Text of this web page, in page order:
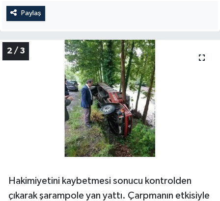
Paylaş
2 / 3
Hakimiyetini kaybetmesi sonucu kontrolden
çıkarak şarampole yan yattı. Çarpmanın etkisiyle